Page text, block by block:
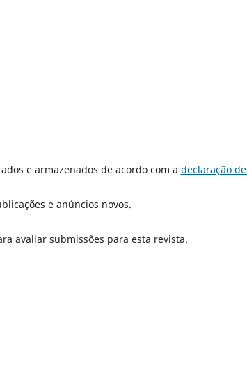
e armazenados de acordo com a declaração
e anúncios novos.
avaliar submissões para esta revista.